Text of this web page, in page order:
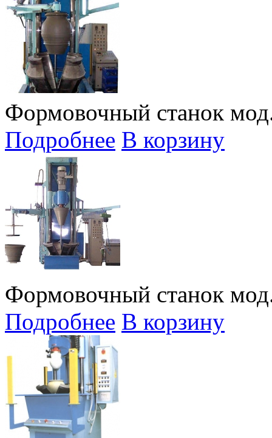
Формовочный станок
Подробнее В корзину
Формовочный станок
Подробнее В корзину